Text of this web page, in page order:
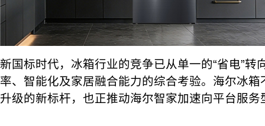
新国标时代，冰箱行业的竞争已从单一的“省电”转
率、智能化及家居融合能力的综合考验。海尔冰
升级的新标杆，也正推动海尔智家加速向平台服